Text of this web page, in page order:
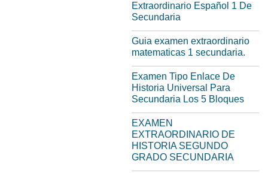
Extraordinario Español 1 De
Secundaria
Guia examen extraordinario
matematicas 1 secundaria.
Examen Tipo Enlace De
Historia Universal Para
Secundaria Los 5 Bloques
EXAMEN
EXTRAORDINARIO DE
HISTORIA SEGUNDO
GRADO SECUNDARIA